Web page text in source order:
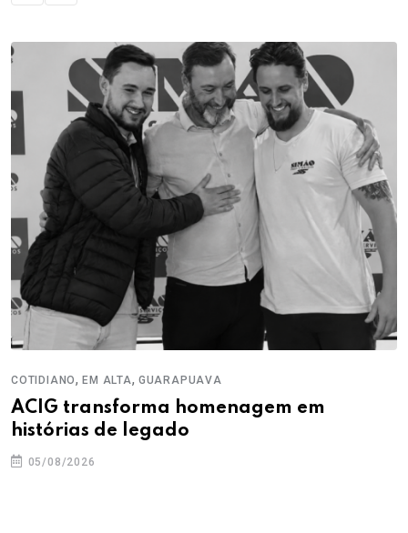
COTIDIANO,EM ALTA, GUARAPUAVA
ACIG transforma homenagem em
histórias de legado
05/08/2026